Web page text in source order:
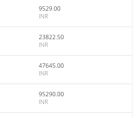
9529.00
INR
23822.50
INR
47645.00
INR
95290.00
INR